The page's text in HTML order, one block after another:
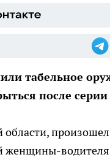
табельное
после
области, произошел
женщины-